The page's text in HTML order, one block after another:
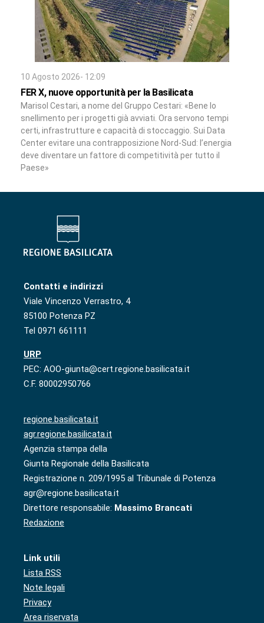
10 Agosto 2026- 12:09
FER X, nuove opportunità per la Basilicata
Marisol Cestari, a nome del Gruppo Cestari: «Bene lo
snellimento per i progetti già avviati. Ora servono tempi
certi, infrastrutture e capacità di stoccaggio. Sui Data
Center evitare una contrapposizione Nord-Sud: l’energia
deve diventare un fattore di competitività per tutto il
Paese»
Contatti e indirizzi
Viale Vincenzo Verrastro, 4
85100 Potenza PZ
Tel 0971 661111
URP
PEC: AOO-giunta@cert.regione.basilicata.it
C.F. 80002950766
regione.basilicata.it
agr.regione.basilicata.it
Agenzia stampa della
Giunta Regionale della Basilicata
Registrazione n. 209/1995 al Tribunale di Potenza
agr@regione.basilicata.it
Direttore responsabile: Massimo Brancati
Redazione
Link utili
Lista RSS
Note legali
Privacy
Area riservata